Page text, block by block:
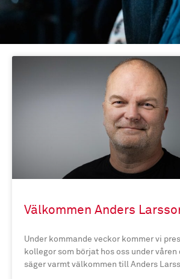
Välkommen Anders
Under kommande veckor kommer vi
kollegor som börjat hos oss under våren
säger varmt välkommen till Anders